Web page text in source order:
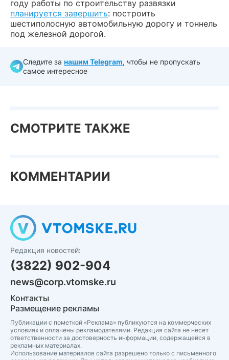
году работы по строительству развязки
планируется завершить: построить
шестиполосную автомобильную дорогу и тоннель
под железной дорогой.
Следите за нашим Telegram, чтобы не пропускать
самое интересное
СМОТРИТЕ ТАКЖЕ
КОММЕНТАРИИ
Редакция новостей:
(3822) 902-904
news@corp.vtomske.ru
Контакты
Размещение рекламы
Публикации с пометкой «Реклама» публикуются на коммерческих
условиях и оплачены рекламодателями. Редакция сайта не несет
ответственности за достоверность информации, содержащейся в
рекламных материалах.
Использование материалов сайта разрешено только с письменного